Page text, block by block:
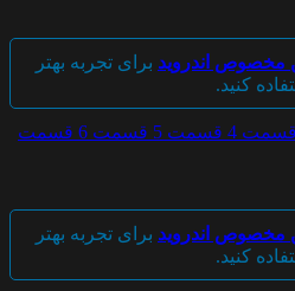
مخصوص اندرویدبرای تجربه بهتر
کنید.
4 قسمت 5 قسمت 6
قسمت
مخصوص اندرویدبرای تجربه بهتر
کنید.